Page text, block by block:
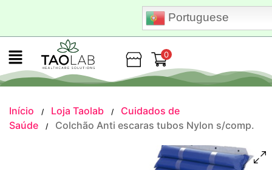
Portuguese
Loja
0
Início / Loja Taolab /
Cuidados de
Saúde
/ Colchão Anti escaras tubos Nylon s/comp.